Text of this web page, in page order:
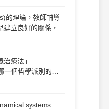
的理論，教師輔導
立良好的關係，藉
等方法改變幼兒。
療法」
個哲學派別的主
。
systems